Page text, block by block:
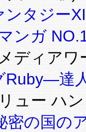
タジー
ンガ
ディアワ
Ruby―達
ュー ハ
密の国の